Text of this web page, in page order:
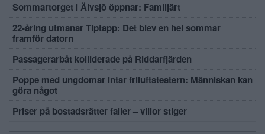
Sommartorget i Älvsjö öppnar: Familjärt
22-åring utmanar Tiptapp: Det blev en hel sommar
framför datorn
Passagerarbåt kolliderade på Riddarfjärden
Poppe med ungdomar intar friluftsteatern: Människan kan
göra något
Priser på bostadsrätter faller – villor stiger